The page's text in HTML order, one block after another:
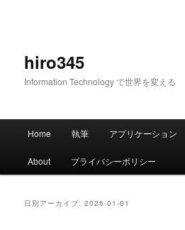
hiro345
Information Technology で世界を変える
メ
Home 執筆 アプリケーション
About プライバシーポリシー
日別アーカイブ:2026-01-01